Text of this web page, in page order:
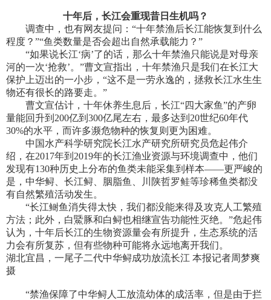
十年后，长江会重现昔日生机吗？
调查中，也有网友提问：“十年禁渔后长江能恢复到什么
程度？”“鱼类数量是否会超出自然承载能力？”
“如果说长江‘病’了的话，那么十年禁渔只能说是对母亲
河的一次‘抢救’。”曹文宣指出，十年禁渔只是我们在长江大
保护上迈出的一小步，“这不是一劳永逸的，拯救长江水生生
物还有很长的路要走。”
曹文宣估计，十年休养生息后，长江“四大家鱼”的产卵
量能回升到200亿到300亿尾左右，最多达到20世纪60年代
30%的水平，而许多濒危物种的恢复则更为困难。
中国水产科学研究院长江水产研究所研究员危起伟介
绍，在2017年到2019年的长江渔业资源与环境调查中，他们
发现有130种历史上分布的鱼类未能采集到样本——更严峻的
是，中华鲟、长江鲟、胭脂鱼、川陕哲罗鲑等珍稀鱼类都没
有自然繁殖活动发生。
“长江鲥鱼消失得太快，我们都没能来得及攻克人工繁殖
方法；此外，白鱀豚和白鲟也相继宣告功能性灭绝。”危起伟
认为，十年后长江的生物资源量会有所提升，生态系统的活
力会有所复苏，但有些物种可能将永远地离开我们。
湖北宜昌，一尾子二代中华鲟成功放流长江 本报记者周梦爽
摄
“禁渔保障了中华鲟人工放流幼体的成活率，但是由于拦